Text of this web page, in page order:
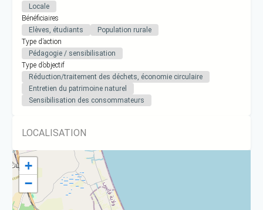
Locale
Bénéficiaires
Elèves, étudiants
Population rurale
Type d’action
Pédagogie / sensibilisation
Type d’objectif
Réduction/traitement des déchets, économie circulaire
Entretien du patrimoine naturel
Sensibilisation des consommateurs
LOCALISATION
+
−